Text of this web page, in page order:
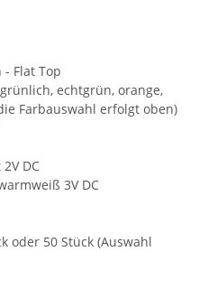
Flat Top
echtgrün, orange,
Farbauswahl erfolgt oben)
DC
3V DC
oder 50 Stück (Auswahl